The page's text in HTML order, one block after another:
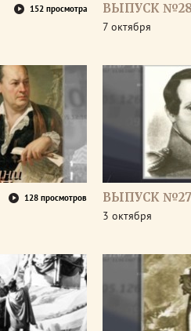
152 просмотра ВЫПУСК
7 октября
128 просмотров ВЫПУСК
3 октября